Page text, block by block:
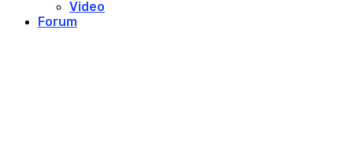
Video
Forum